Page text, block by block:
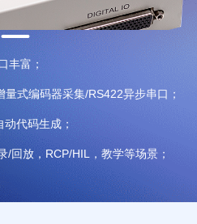
丰富；
式编码器采集/RS422异步串口；
动代码生成；
/回放，RCP/HIL，教学等场景；